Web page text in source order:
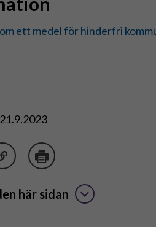
ett medel för hinderfri
här sidan